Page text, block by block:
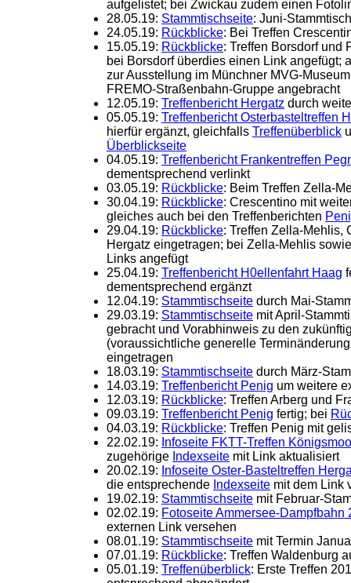
aufgelistet; bei Zwickau zudem einen
28.05.19: Stammtischseite: Juni-
24.05.19: Rückblicke: Bei Treffen
15.05.19: Rückblicke: Treffen Borsdorf und
bei Borsdorf überdies einen Link angefügt;
zur Ausstellung im Münchner MVG-
FREMO-Straßenbahn-Gruppe angebracht
12.05.19: Treffenbericht Hergatz durch
05.05.19: Treffenbericht Osterbasteltreffen
hierfür ergänzt, gleichfalls Treffenüberblick
Überblickseite
04.05.19: Treffenbericht Frankentreffen
dementsprechend verlinkt
03.05.19: Rückblicke: Beim Treffen Zella-
30.04.19: Rückblicke: Crescentino mit
gleiches auch bei den Treffenberichten
29.04.19: Rückblicke: Treffen Zella-Mehlis,
Hergatz eingetragen; bei Zella-Mehlis
Links angefügt
25.04.19: Treffenbericht H0ellenfahrt Haag
dementsprechend ergänzt
12.04.19: Stammtischseite durch Mai-
29.03.19: Stammtischseite mit April-
gebracht und Vorabhinweis zu den
(voraussichtliche generelle
eingetragen
18.03.19: Stammtischseite durch März-
14.03.19: Treffenbericht Penig um weitere
12.03.19: Rückblicke: Treffen Arberg und
09.03.19: Treffenbericht Penig fertig; bei
04.03.19: Rückblicke: Treffen Penig mit
22.02.19: Infoseite FKTT-Treffen
zugehörige Indexseite mit Link aktualisiert
20.02.19: Infoseite Oster-Basteltreffen
die entsprechende Indexseite mit dem Link
19.02.19: Stammtischseite mit Februar-
02.02.19: Fotoseite Ammersee-Dampfbahn
externen Link versehen
08.01.19: Stammtischseite mit Termin
07.01.19: Rückblicke: Treffen Waldenburg
05.01.19: Treffenüberblick: Erste Treffen